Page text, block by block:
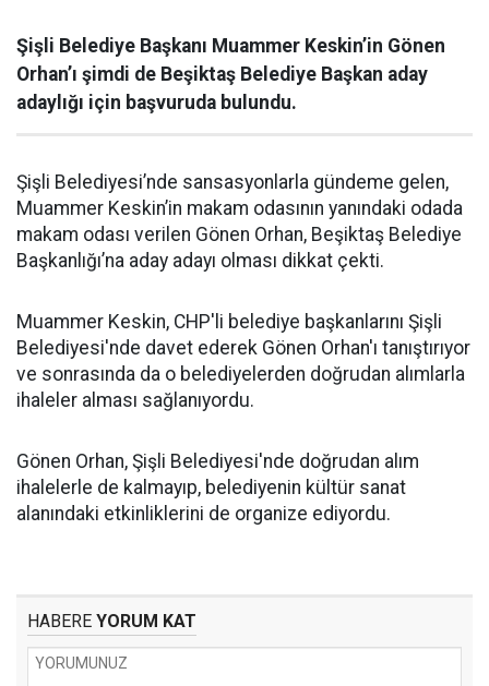
Şişli Belediye Başkanı Muammer Keskin’in Gönen
Orhan’ı şimdi de Beşiktaş Belediye Başkan aday
adaylığı için başvuruda bulundu.
Şişli Belediyesi’nde sansasyonlarla gündeme gelen,
Muammer Keskin’in makam odasının yanındaki odada
makam odası verilen Gönen Orhan, Beşiktaş Belediye
Başkanlığı’na aday adayı olması dikkat çekti.
Muammer Keskin, CHP'li belediye başkanlarını Şişli
Belediyesi'nde davet ederek Gönen Orhan'ı tanıştırıyor
ve sonrasında da o belediyelerden doğrudan alımlarla
ihaleler alması sağlanıyordu.
Gönen Orhan, Şişli Belediyesi'nde doğrudan alım
ihalelerle de kalmayıp, belediyenin kültür sanat
alanındaki etkinliklerini de organize ediyordu.
HABERE YORUM KAT